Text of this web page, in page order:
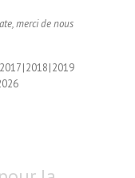
merci de nous
2017 2018 2019